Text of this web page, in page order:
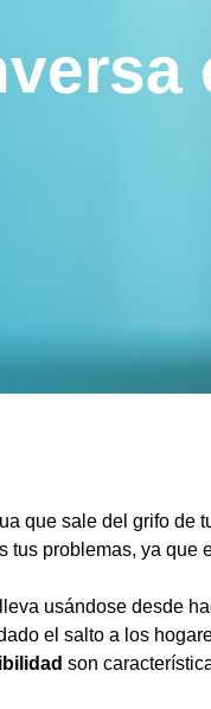
que sale del grifo de
tus problemas, ya
usándose desde
el salto a los
son